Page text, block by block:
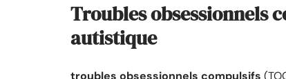
Troubles obsessionnels
autistique